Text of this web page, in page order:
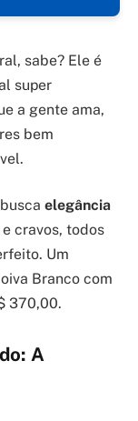
sabe? Ele é
super
a gente ama,
bem
elegância
cravos, todos
Um
Branco com
370,00.
A